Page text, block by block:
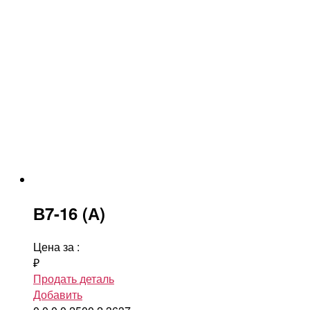
В7-16 (А)
Цена за :
₽
Продать деталь
Добавить